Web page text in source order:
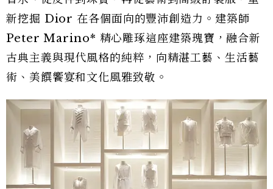
新挖掘 Dior 在各個面向的豐沛創造力。建築師
Peter Marino* 精心雕琢這座建築瑰寶，融合新
古典主義與現代風格的純粹，向精湛工藝、生活藝
術、美饌饗宴和文化風雅致敬。